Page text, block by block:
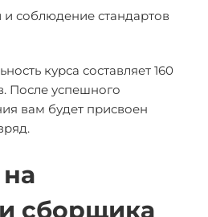
соблюдение стандартов
курса составляет 160
После успешного
вам будет присвоен
сборщика